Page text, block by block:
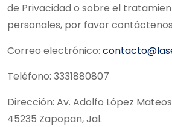
de Privacidad o sobre el
personales, por favor
Correo electrónico:
Teléfono: 3331880807
Dirección: Av. Adolfo López Mateos
45235 Zapopan, Jal.